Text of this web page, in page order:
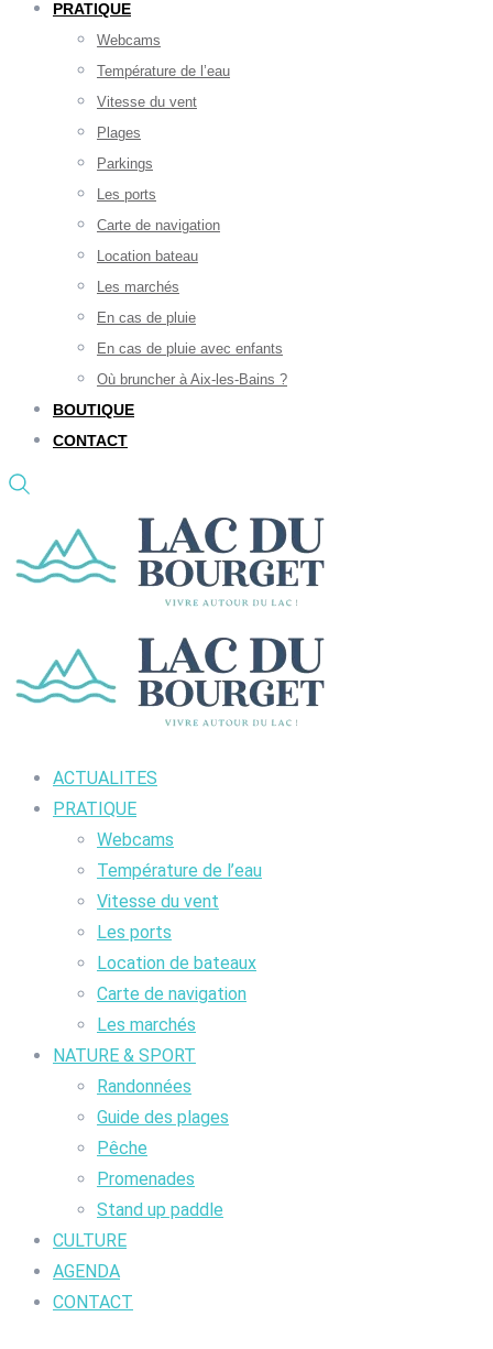
PRATIQUE
Webcams
Température de l’eau
Vitesse du vent
Plages
Parkings
Les ports
Carte de navigation
Location bateau
Les marchés
En cas de pluie
En cas de pluie avec enfants
Où bruncher à Aix-les-Bains ?
BOUTIQUE
CONTACT
ACTUALITES
PRATIQUE
Webcams
Température de l’eau
Vitesse du vent
Les ports
Location de bateaux
Carte de navigation
Les marchés
NATURE & SPORT
Randonnées
Guide des plages
Pêche
Promenades
Stand up paddle
CULTURE
AGENDA
CONTACT